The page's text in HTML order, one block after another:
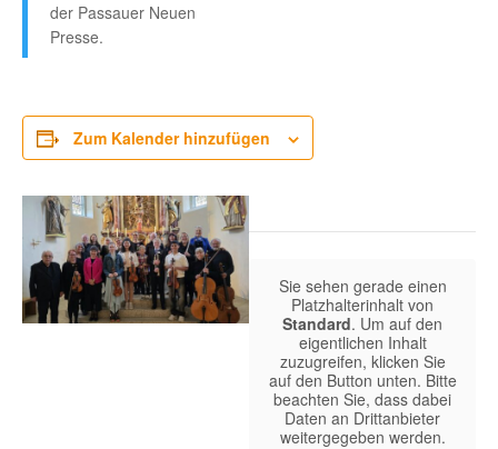
der Passauer Neuen
Presse.
Zum Kalender hinzufügen
Sie sehen gerade einen
Platzhalterinhalt von
Standard. Um auf den
eigentlichen Inhalt
zuzugreifen, klicken Sie
auf den Button unten. Bitte
beachten Sie, dass dabei
Daten an Drittanbieter
weitergegeben werden.